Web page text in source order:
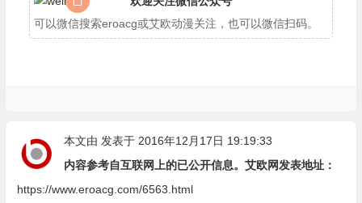
可以微信搜索eroacg或艾欧动漫关注，也可以微信扫码。
本文由 发表于 2016年12月17日 19:19:33
内容参考自互联网上的已公开信息。艾欧网发表地址：
https://www.eroacg.com/6563.html